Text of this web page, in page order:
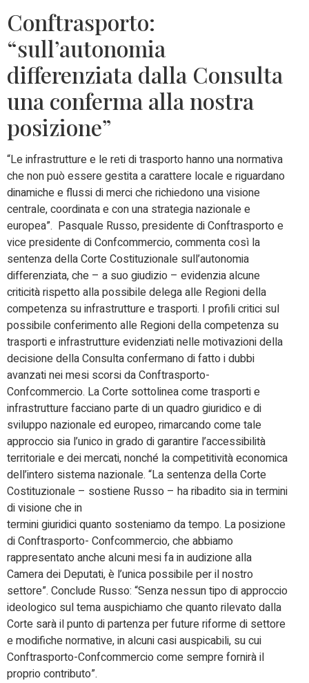
Conftrasporto:
“sull’autonomia
differenziata dalla Consulta
una conferma alla nostra
posizione”
“Le infrastrutture e le reti di trasporto hanno una normativa
che non può essere gestita a carattere locale e riguardano
dinamiche e flussi di merci che richiedono una visione
centrale, coordinata e con una strategia nazionale e
europea”. Pasquale Russo, presidente di Conftrasporto e
vice presidente di Confcommercio, commenta così la
sentenza della Corte Costituzionale sull’autonomia
differenziata, che – a suo giudizio – evidenzia alcune
criticità rispetto alla possibile delega alle Regioni della
competenza su infrastrutture e trasporti. I profili critici sul
possibile conferimento alle Regioni della competenza su
trasporti e infrastrutture evidenziati nelle motivazioni della
decisione della Consulta confermano di fatto i dubbi
avanzati nei mesi scorsi da Conftrasporto-
Confcommercio. La Corte sottolinea come trasporti e
infrastrutture facciano parte di un quadro giuridico e di
sviluppo nazionale ed europeo, rimarcando come tale
approccio sia l’unico in grado di garantire l’accessibilità
territoriale e dei mercati, nonché la competitività economica
dell’intero sistema nazionale. “La sentenza della Corte
Costituzionale – sostiene Russo – ha ribadito sia in termini
di visione che in
termini giuridici quanto sosteniamo da tempo. La posizione
di Conftrasporto- Confcommercio, che abbiamo
rappresentato anche alcuni mesi fa in audizione alla
Camera dei Deputati, è l’unica possibile per il nostro
settore”. Conclude Russo: “Senza nessun tipo di approccio
ideologico sul tema auspichiamo che quanto rilevato dalla
Corte sarà il punto di partenza per future riforme di settore
e modifiche normative, in alcuni casi auspicabili, su cui
Conftrasporto-Confcommercio come sempre fornirà il
proprio contributo”.